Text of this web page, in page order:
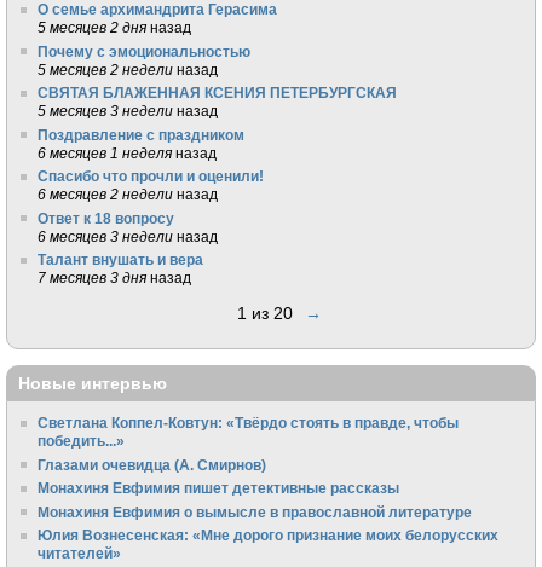
О семье архимандрита Герасима
5 месяцев 2 дня назад
Почему с эмоциональностью
5 месяцев 2 недели назад
СВЯТАЯ БЛАЖЕННАЯ КСЕНИЯ ПЕТЕРБУРГСКАЯ
5 месяцев 3 недели назад
Поздравление с праздником
6 месяцев 1 неделя назад
Спасибо что прочли и оценили!
6 месяцев 2 недели назад
Ответ к 18 вопросу
6 месяцев 3 недели назад
Талант внушать и вера
7 месяцев 3 дня назад
1 из 20 →
Новые интервью
Светлана Коппел-Ковтун: «Твёрдо стоять в правде, чтобы
победить...»
Глазами очевидца (А. Смирнов)
Монахиня Евфимия пишет детективные рассказы
Монахиня Евфимия о вымысле в православной литературе
Юлия Вознесенская: «Мне дорого признание моих белорусских
читателей»